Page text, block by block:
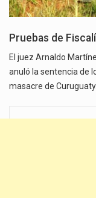
Pruebas de
El juez Arnaldo
anuló la sentencia de
masacre de